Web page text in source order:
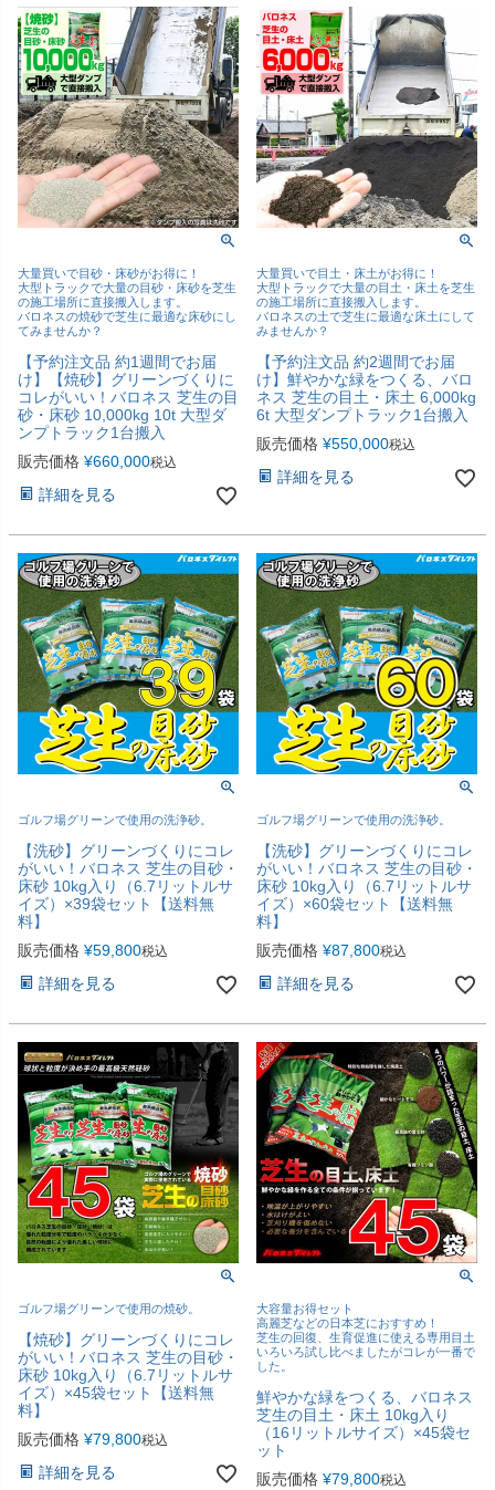
大量買いで目砂・床砂がお得に！
大型トラックで大量の目砂・床砂を芝生
の施工場所に直接搬入します。
バロネスの焼砂で芝生に最適な床砂にし
てみませんか？
【予約注文品 約1週間でお届
け】【焼砂】グリーンづくりに
コレがいい！バロネス 芝生の目
砂・床砂 10,000kg 10t 大型ダ
ンプトラック1台搬入
販売価格 ¥660,000税込
詳細を見る
大量買いで目土・床土がお得に！
大型トラックで大量の目土・床土を芝生
の施工場所に直接搬入します。
バロネスの土で芝生に最適な床土にして
みませんか？
【予約注文品 約2週間でお届
け】鮮やかな緑をつくる、バロ
ネス 芝生の目土・床土 6,000kg
6t 大型ダンプトラック1台搬入
販売価格 ¥550,000税込
詳細を見る
ゴルフ場グリーンで使用の洗浄砂。
【洗砂】グリーンづくりにコレ
がいい！バロネス 芝生の目砂・
床砂 10kg入り（6.7リットルサ
イズ）×39袋セット【送料無
料】
販売価格 ¥59,800税込
詳細を見る
ゴルフ場グリーンで使用の洗浄砂。
【洗砂】グリーンづくりにコレ
がいい！バロネス 芝生の目砂・
床砂 10kg入り（6.7リットルサ
イズ）×60袋セット【送料無
料】
販売価格 ¥87,800税込
詳細を見る
ゴルフ場グリーンで使用の焼砂。
【焼砂】グリーンづくりにコレ
がいい！バロネス 芝生の目砂・
床砂 10kg入り（6.7リットルサ
イズ）×45袋セット【送料無
料】
販売価格 ¥79,800税込
詳細を見る
大容量お得セット
高麗芝などの日本芝におすすめ！
芝生の回復、生育促進に使える専用目土
いろいろ試し比べましたがコレが一番で
した。
鮮やかな緑をつくる、バロネス
芝生の目土・床土 10kg入り
（16リットルサイズ）×45袋セ
ット
販売価格 ¥79,800税込